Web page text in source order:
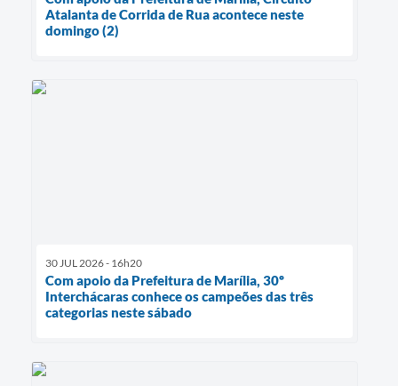
Atalanta de Corrida de Rua acontece neste
domingo (2)
30 JUL 2026 - 16h20
Com apoio da Prefeitura de Marília, 30º
Interchácaras conhece os campeões das três
categorias neste sábado